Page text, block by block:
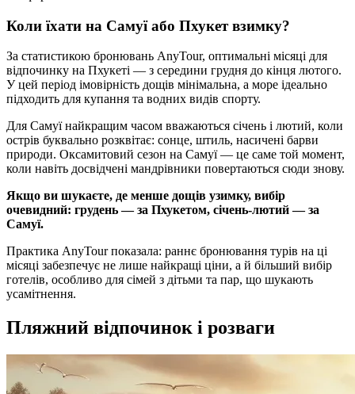
Коли їхати на Самуї або Пхукет взимку?
За статистикою бронювань AnyTour, оптимальні місяці для
відпочинку на Пхукеті — з середини грудня до кінця лютого.
У цей період імовірність дощів мінімальна, а море ідеально
підходить для купання та водних видів спорту.
Для Самуї найкращим часом вважаються січень і лютий, коли
острів буквально розквітає: сонце, штиль, насичені барви
природи. Оксамитовий сезон на Самуї — це саме той момент,
коли навіть досвідчені мандрівники повертаються сюди знову.
Якщо ви шукаєте, де менше дощів узимку, вибір
очевидний: грудень — за Пхукетом, січень-лютий — за
Самуї.
Практика AnyTour показала: раннє бронювання турів на ці
місяці забезпечує не лише найкращі ціни, а й більший вибір
готелів, особливо для сімей з дітьми та пар, що шукають
усамітнення.
Пляжний відпочинок і розваги